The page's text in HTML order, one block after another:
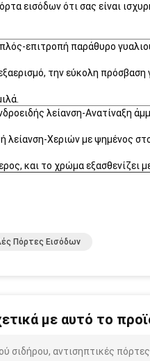
εισόδων ότι σας είναι
επιτροπή παράθυρο
την εύκολη πρόσβαση
λείανση-Ανατίναξη
Χεριών με ψημένος
και το χρώμα εξασθενίζει
Πόρτες Εισόδων
με αυτό το
σιδήρου, αντισηπτικές